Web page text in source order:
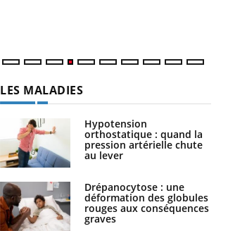
LES MALADIES
Hypotension
orthostatique : quand la
pression artérielle chute
au lever
Drépanocytose : une
déformation des globules
rouges aux conséquences
graves